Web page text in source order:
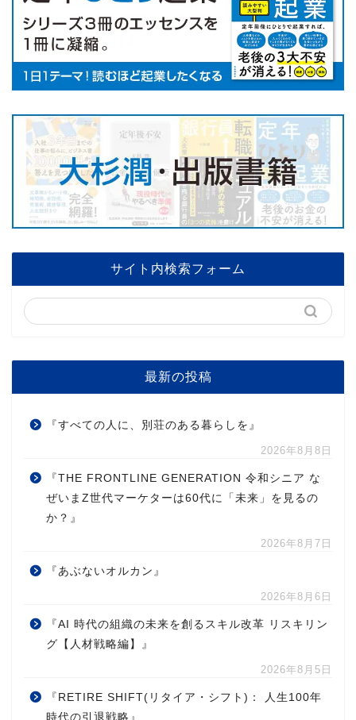
サイト内検索フォーム
最新の投稿
『すべての人に、別荘のある暮らしを』
2026年8月8日
『THE FRONTLINE GENERATION 令和シニア な
ぜいまZ世代マーケターは60代に「未来」を見るの
か？』
2026年8月7日
『あぶないオルカン』
2026年8月6日
『AI 時代の組織の未来を創るスキル改革 リスキリン
グ【人材戦略編】』
2026年8月5日
『RETIRE SHIFT(リタイア・シフト)： 人生100年
時代の引退戦略』